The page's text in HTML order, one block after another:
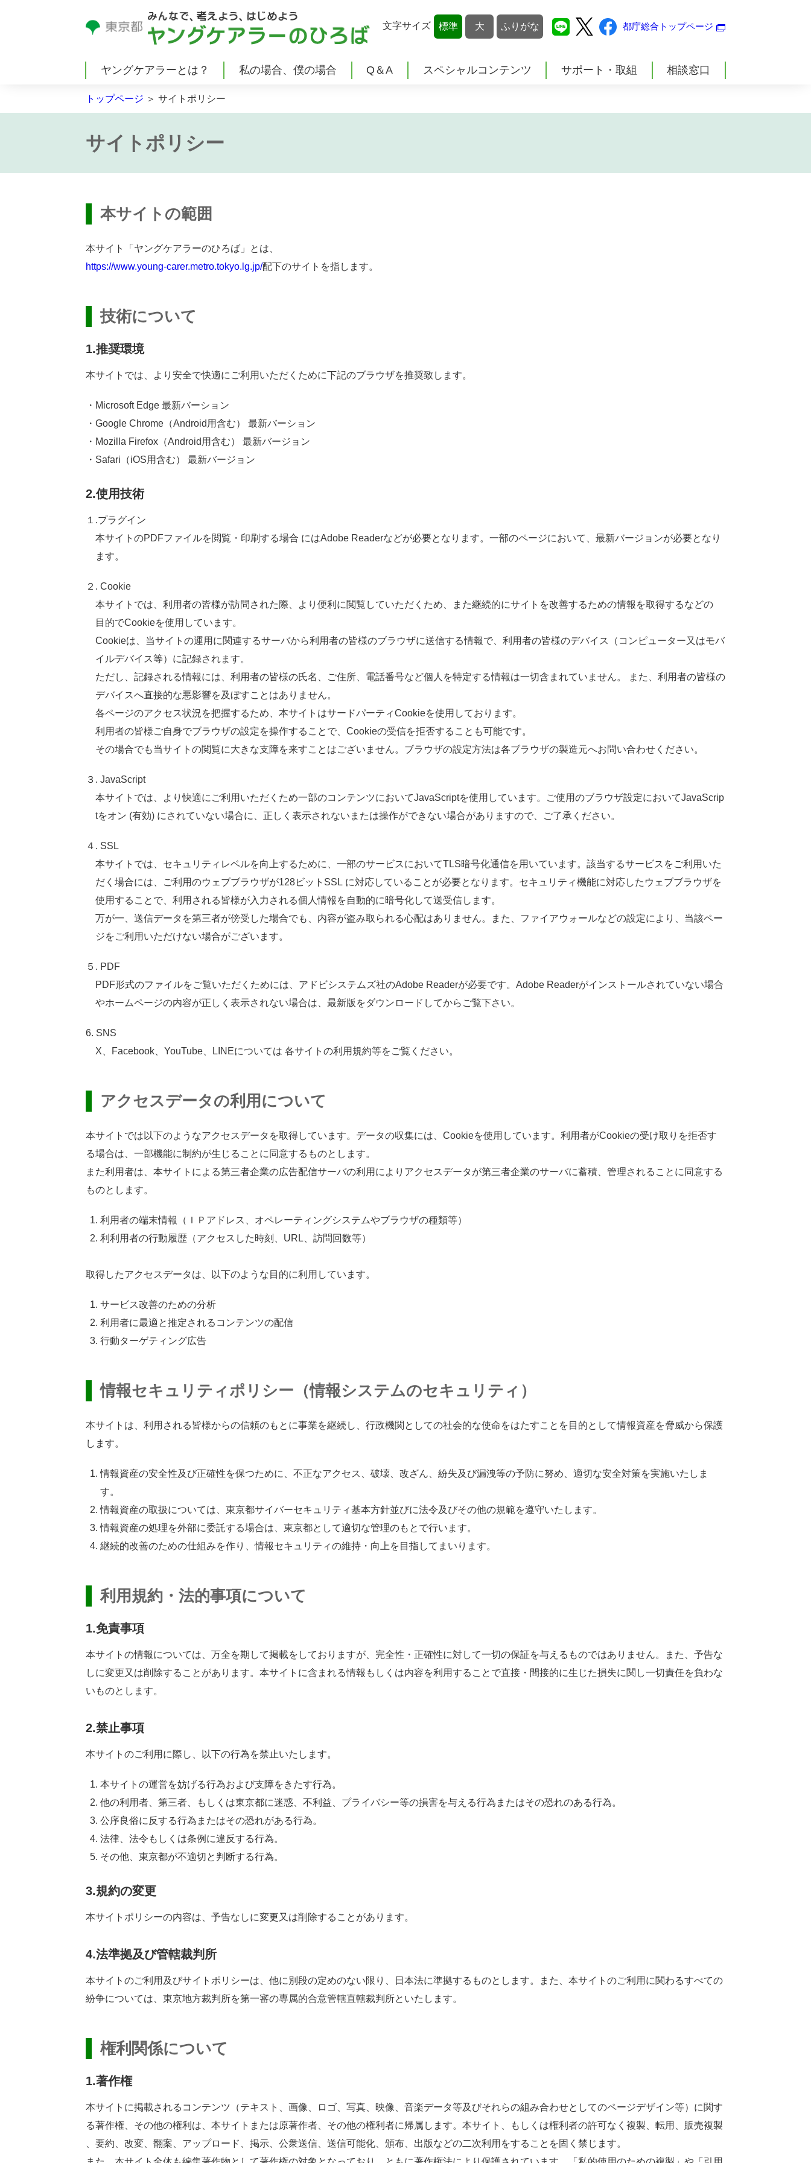
文字サイズ 標準 大 ふりがな 都庁総合 トップページ
ヤングケアラーとは？ 私の場合、 僕の場合 Q＆A スペシャルコンテンツ サポート・ 取組 相談窓口
トップページ ＞ サイトポリシー
サイトポリシー
本サイトの範囲
本サイト「ヤングケアラーのひろば」とは、
https://www.young-carer.metro.tokyo.lg.jp/配下のサイトを指 します。
技術について
1.推奨環境
本サイトでは、より 安全で快適にご利用 いただくために下記のブラウザを推奨致します。
・Microsoft Edge 最新バーション
・Google Chrome（Android 用含む） 最新バーション
・Mozilla Firefox（Android 用含む） 最新バージョン
・Safari（iOS用含む） 最新バージョン
2.使用技術
１.プラグイン
本サイトのPDFファイルを閲覧 ・ 印刷する場合 にはAdobe Readerなどが必要となります。 一部のページにおいて、 最新バージョンが必要となり
ます。
２. Cookie
本サイトでは、 利用者の皆様が訪問 された際 、より 便利 に閲覧 していただくため、また継続的にサイトを改善するための情報 を取得するなどの
目的でCookieを使用 しています。
Cookieは、 当サイトの運用 に関連するサーバから利用者の皆様のブラウザに送信する情報で、 利用者の皆様のデバイス（コンピューター又 はモバ
イルデバイス等）に記録されます。
ただし、 記録される情報には、 利用者の皆様の氏名 、ご住所 電話番号など個人 を特定する情報は一切含 まれていません。 また、 利用者の皆様の
デバイスへ直接的な悪影響を及ぼすことはありません。
各ページのアクセス状況を把握するため、 本サイトはサードパーティCookieを使用 しております。
利用者の皆様ご自身でブラウザの設定を操作することで、Cookieの受信を拒否することも可能です。
その場合でも当サイトの閲覧に大きな支障を来すことはございません。ブラウザの設定方法は各ブラウザの製造元へお問い合わせください。
３. JavaScript
本サイトでは、より快適にご利用 いただくため一部のコンテンツにおいてJavaScriptを使用 しています。ご使用のブラウザ設定においてJavaScrip
tをオン (有効) にされていない場合に、 正 しく 表示されないまたは操作ができない場合がありますので、ご了承 ください。
４. SSL
本サイトでは、セキュリティレベルを向上するために、 一部のサービスにおいてTLS暗号化通信を用 いています。 該当するサービスをご利用 いた
だく 場合には、ご利用のウェブブラウザが128ビットSSL に対応していることが必要となります。セキュリティ機能に対応したウェブブラウザを
使用することで、 利用 される皆様が入力 される個人情報 を自動的に暗号化して送受信します。
万が一 送信データを第三者が傍受 した場合でも、 内容が盗み取 られる心配はありません。また、ファイアウォールなどの設定により、 当該ペー
ジをご利用 いただけない場合がございます。
５. PDF
PDF形式のファイルをご覧いただくためには、アドビシステムズ社のAdobe Readerが必要です。Adobe Readerがインストールされていない場合
やホームページの内容が正 しく 表示されない場合は、 最新版 をダウンロードしてからご覧下さい。
6. SNS
X、Facebook、YouTube、LINEについては 各サイトの利用規約等をご覧 ください。
アクセスデータの利用 について
本サイトでは 以下のようなアクセスデータを取得しています。データの収集には、Cookieを使用 しています。 利用者がCookieの受け取 りを拒否す
る場合は、 一部機能に制約が生 じることに 同意するものとします。
また利用者は、 本サイトによる第三者企業の広告配信サーバの利用 によりアクセスデータが第三者企業のサーバに蓄積 管理されることに 同意する
ものとします。
利用者の端末情報 （ＩＰアドレス、オペレーティングシステムやブラウザの種類等）
利 利用者の行動履歴 （アクセスした時刻 、URL、 訪問 回数等）
取得したアクセスデータは、 以下のような 目的に利用 しています。
サービス改善のための分析
利用者に最適と推定されるコンテンツの配信
行動ターゲティング広告
情報セキュリティポリシー（情報システムのセキュリティ）
本サイトは、 利用 される皆様からの信頼のもとに事業を継続し、 行政機関 としての社会的な使命をはたすことを 目的として情報資産を脅威から保護
します。
情報資産の安全性及 び正確性を保つために、 不正なアクセス、 破壊 改ざん、 紛失及 び漏洩等の予防に努め、 適切な安全対策を実施いたしま
す。
情報資産の取扱については、 東京都サイバーセキュリティ基本方針並びに法令及 びその他の規範を遵守いたします。
情報資産の処理を外部に委託する場合は、 東京都として適切な管理のもとで行います。
継続的改善のための仕組みを作り、情報セキュリティの維持 ・ 向上 を 目指 してまいります。
利用規約 ・ 法的事項について
1.免責事項
本サイトの情報については、 万全を期 して掲載をしておりますが、 完全性 ・ 正確性に対して一切の保証を与えるものではありません。また、 予告な
しに変更又 は削除することがあります。 本サイトに含 まれる情報 もしくは内容を利用することで直接 ・ 間接的に生 じた損失に関 し一切責任を負わな
いものとします。
2.禁止事項
本サイトのご利用 に際 し、 以下の行為を禁止いたします。
本サイトの運営を妨げる行為および支障をきたす行為。
他の利用者 第三者 、もしくは東京都に迷惑 不利益 、プライバシー等の損害を与える行為 またはその恐れのある行為。
公序良俗に 反する行為 またはその恐れがある行為。
法律
法令 もしくは条例 に違反する行為。
その他 東京都が不適切 と 判断する行為。
3.規約の変更
本サイトポリシーの内容は、 予告なしに変更又 は削除することがあります。
4.法準拠及び管轄裁判所
本サイトのご利用 及 びサイトポリシーは、 他に 別段の定めのない限 り、 日本法に準拠するものとします。また、 本サイトのご利用 に関わるすべての
紛争については、 東京地方裁判所を第一審の専属的合意管轄直轄裁判所といたします。
権利関係について
1.著作権
本サイトに掲載されるコンテンツ（テキスト、 画像 、ロゴ、 写真 映像 音楽データ等及 びそれらの組み合わせとしてのページデザイン等）に関す
る著作権 、その他の権利 は、 本サイトまたは原著作者 、その他の権利 者に帰属 します。 本サイト、もしくは権利 者の許可なく 複製 転用 販売複製
要約 改変 翻案 、アップロード、 掲示 公衆送信 送信可能化 頒布 出版などの二次利用 をすることを固 く 禁 じます。